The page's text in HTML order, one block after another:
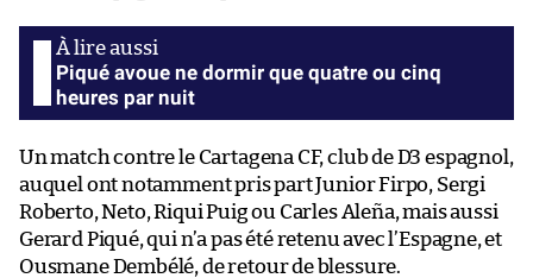
Piqué avoue ne dormir que quatre ou cinq
heures par nuit
Un match contre le Cartagena CF, club de D3 espagnol,
auquel ont notamment pris part Junior Firpo, Sergi
Roberto, Neto, Riqui Puig ou Carles Aleña, mais aussi
Gerard Piqué, qui n’a pas été retenu avec l’Espagne, et
Ousmane Dembélé, de retour de blessure.